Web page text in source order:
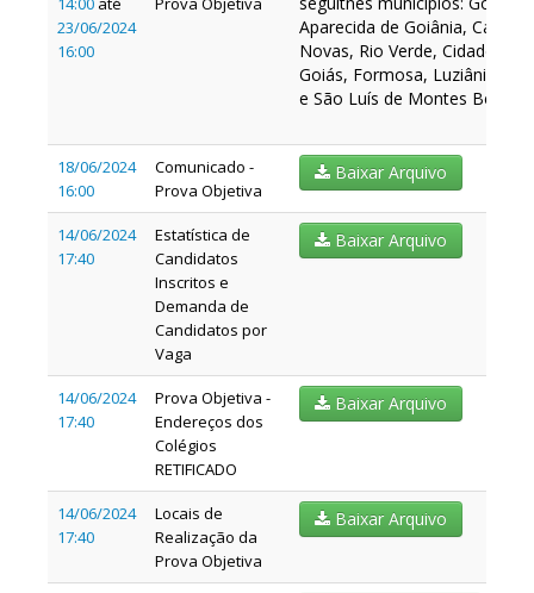
23/06/2024
16:00
Aparecida de Goiânia, Caldas
Novas, Rio Verde, Cidade de
Goiás, Formosa, Luziânia,
e São Luís de Montes Belos.
18/06/2024
16:00
Comunicado -
Prova Objetiva
Baixar Arquivo
14/06/2024
17:40
Estatística de
Candidatos
Inscritos e
Demanda de
Candidatos por
Vaga
Baixar Arquivo
14/06/2024
17:40
Prova Objetiva -
Endereços dos
Colégios
RETIFICADO
Baixar Arquivo
14/06/2024
17:40
Locais de
Realização da
Prova Objetiva
Baixar Arquivo